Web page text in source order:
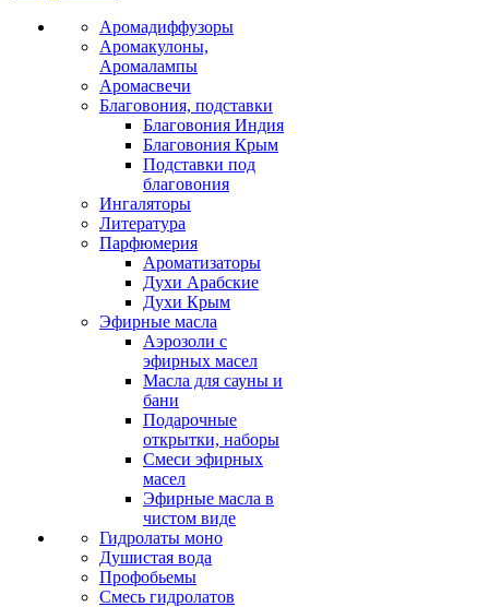
Аромадиффузоры
Аромакулоны,
Аромалампы
Аромасвечи
Благовония, подставки
Благовония Индия
Благовония Крым
Подставки под
благовония
Ингаляторы
Литература
Парфюмерия
Ароматизаторы
Духи Арабские
Духи Крым
Эфирные масла
Аэрозоли с
эфирных масел
Масла для сауны и
бани
Подарочные
открытки, наборы
Смеси эфирных
масел
Эфирные масла в
чистом виде
Гидролаты моно
Душистая вода
Профобьемы
Смесь гидролатов